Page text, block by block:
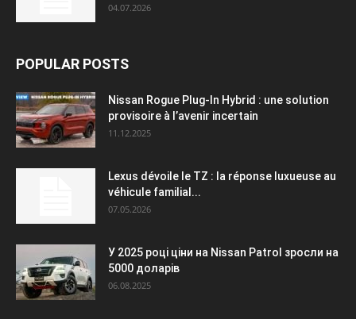
04.07.2026
POPULAR POSTS
Nissan Rogue Plug-In Hybrid : une solution
provisoire à l’avenir incertain
11.12.2025
Lexus dévoile le TZ : la réponse luxueuse au
véhicule familial...
07.05.2026
У 2025 році ціни на Nissan Patrol зросли на
5000 доларів
06.08.2025